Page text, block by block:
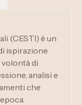
(CESTI) è un
ispirazione
di
analisi e
che